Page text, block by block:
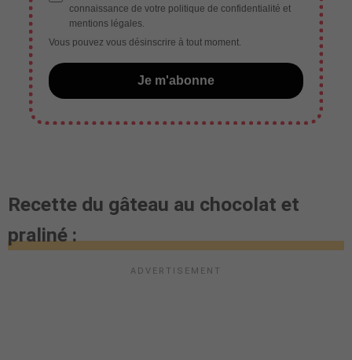
connaissance de votre politique de confidentialité et
mentions légales.
Vous pouvez vous désinscrire à tout moment.
Je m'abonne
Recette du gâteau au chocolat et
praliné :